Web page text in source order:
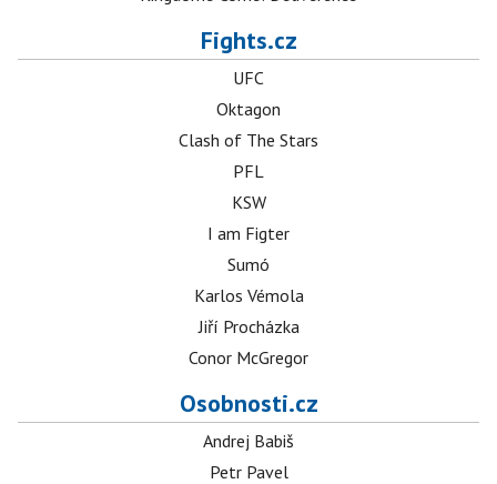
Fights.cz
UFC
Oktagon
Clash of The Stars
PFL
KSW
I am Figter
Sumó
Karlos Vémola
Jiří Procházka
Conor McGregor
Osobnosti.cz
Andrej Babiš
Petr Pavel